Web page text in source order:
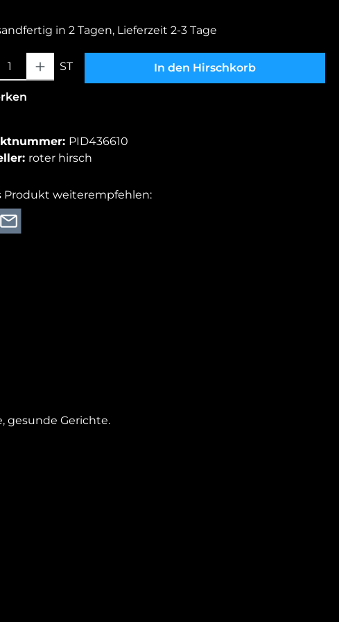
in 2 Tagen, Lieferzeit 2-3 Tage
Anzahl: Gib den gewünschten Wert ein oder benutze die
ST In den Hirschkorb
PID436610
roter hirsch
Produkt weiterempfehlen:
gesunde Gerichte.